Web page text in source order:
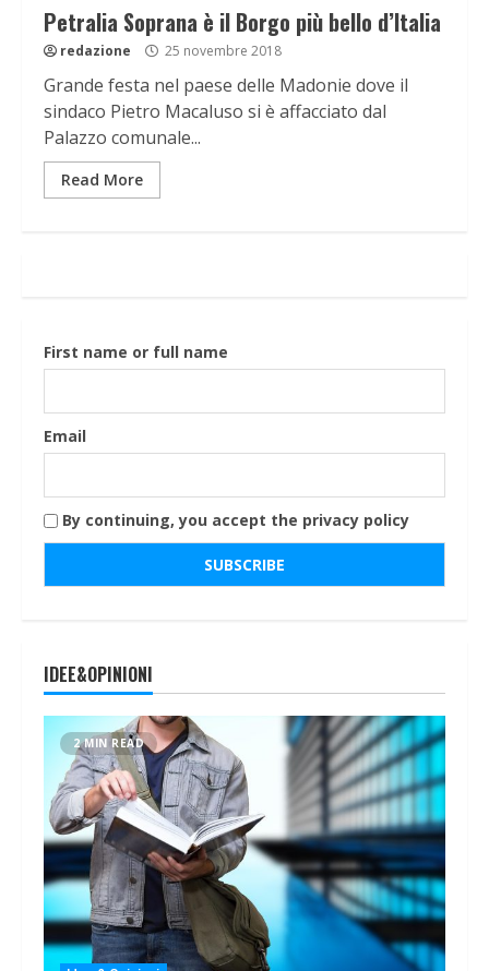
Petralia Soprana è il Borgo più bello d’Italia
redazione 25 novembre 2018
Grande festa nel paese delle Madonie dove il
sindaco Pietro Macaluso si è affacciato dal
Palazzo comunale...
Read More
First name or full name
Email
By continuing, you accept the privacy policy
IDEE&OPINIONI
2 MIN READ